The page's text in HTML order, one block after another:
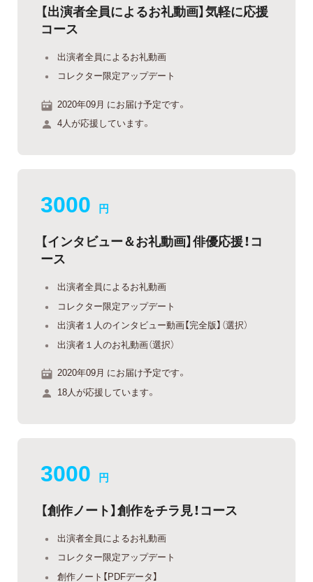
【出演者全員によるお礼動画】気軽に応援
コース
出演者全員によるお礼動画
コレクター限定アップデート
2020年09月 にお届け予定です。
4人が応援しています。
3000 円
【インタビュー＆お礼動画】俳優応援！コ
ース
出演者全員によるお礼動画
コレクター限定アップデート
出演者１人のインタビュー動画【完全版】（選択）
出演者１人のお礼動画（選択）
2020年09月 にお届け予定です。
18人が応援しています。
3000 円
【創作ノート】創作をチラ見！コース
出演者全員によるお礼動画
コレクター限定アップデート
創作ノート【PDFデータ】